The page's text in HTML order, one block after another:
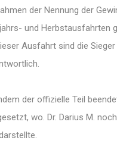
der Nennung der
und Herbstausfahrten
Ausfahrt sind die
der offizielle Teil
wo. Dr. Darius M.